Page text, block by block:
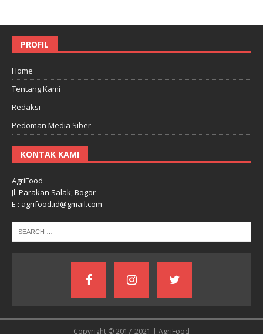
PROFIL
Home
Tentang Kami
Redaksi
Pedoman Media Siber
KONTAK KAMI
AgriFood
Jl. Parakan Salak, Bogor
E : agrifood.id@gmail.com
Copyright © 2017-2021 | AgriFood